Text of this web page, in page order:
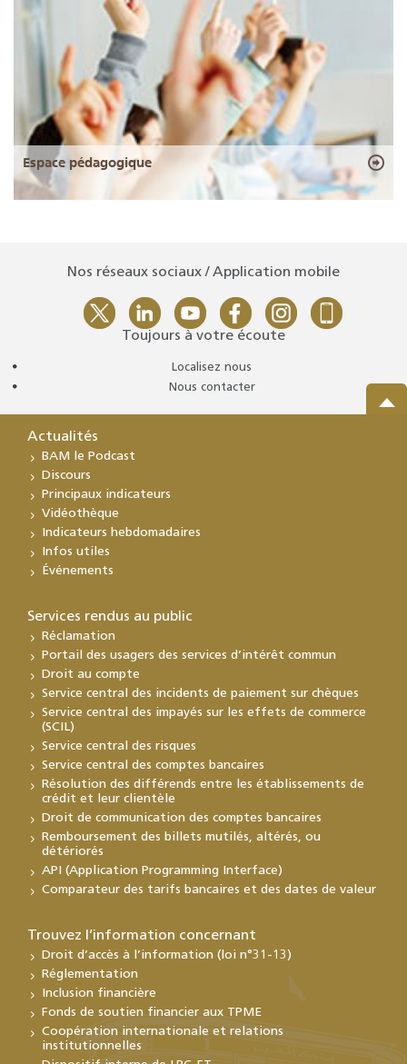
Espace pédagogique
Nos réseaux sociaux / Application mobile
Toujours à votre écoute
Localisez nous
Nous contacter
Actualités
BAM le Podcast
Discours
Principaux indicateurs
Vidéothèque
Indicateurs hebdomadaires
Infos utiles
Événements
Services rendus au public
Réclamation
Portail des usagers des services d’intérêt commun
Droit au compte
Service central des incidents de paiement sur chèques
Service central des impayés sur les effets de commerce
(SCIL)
Service central des risques
Service central des comptes bancaires
Résolution des différends entre les établissements de
crédit et leur clientèle
Droit de communication des comptes bancaires
Remboursement des billets mutilés, altérés, ou
détériorés
API (Application Programming Interface)
Comparateur des tarifs bancaires et des dates de valeur
Trouvez l’information concernant
Droit d’accès à l’information (loi n°31-13)
Réglementation
Inclusion financière
Fonds de soutien financier aux TPME
Coopération internationale et relations
institutionnelles